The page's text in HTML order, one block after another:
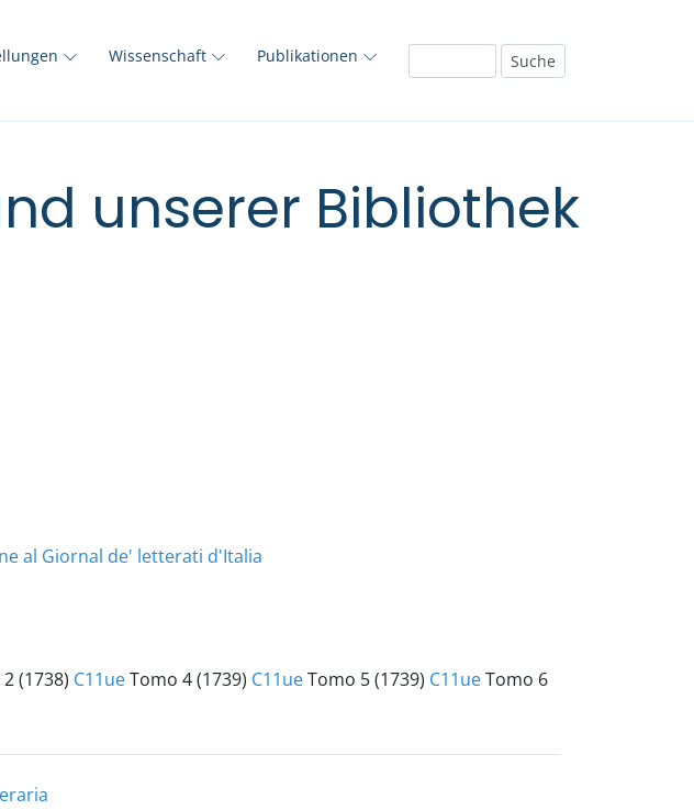
Wissenschaft Publikationen
unserer Bibliothek
al Giornal de' letterati d'Italia
(1738) C11ueTomo 4 (1739) C11ueTomo 5 (1739) C11ueTomo 6